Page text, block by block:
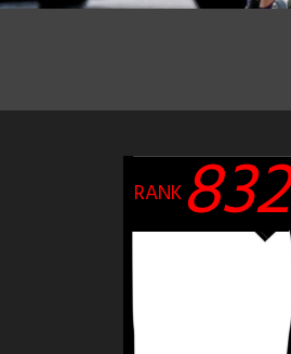
RANK832